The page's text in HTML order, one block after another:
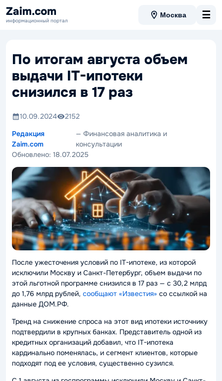
Zaim.com
информационный портал
Москва ☰
По итогам августа объем
выдачи IT-ипотеки
снизился в 17 раз
10.09.2024
2152
Редакция
Zaim.com
— Финансовая аналитика и
консультации
Обновлено: 18.07.2025
После ужесточения условий по IT-ипотеке, из которой
исключили Москву и Санкт-Петербург, объем выдачи по
этой льготной программе снизился в 17 раз — с 30,2 млрд
до 1,76 млрд рублей, сообщают «Известия» со ссылкой на
данные ДОМ.РФ.
Тренд на снижение спроса на этот вид ипотеки источнику
подтвердили в крупных банках. Представитель одной из
кредитных организаций добавил, что IT-ипотека
кардинально поменялась, и сегмент клиентов, которые
подходят под ее условия, существенно сузился.